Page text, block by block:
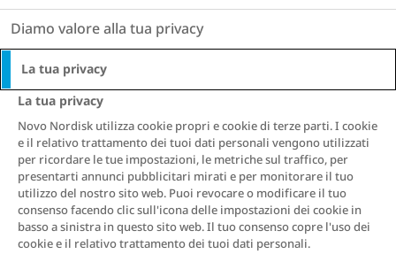
Diamo valore alla tua privacy
La tua privacy
La tua privacy
Novo Nordisk utilizza cookie propri e cookie di terze parti. I cookie
e il relativo trattamento dei tuoi dati personali vengono utilizzati
per ricordare le tue impostazioni, le metriche sul traffico, per
presentarti annunci pubblicitari mirati e per monitorare il tuo
utilizzo del nostro sito web. Puoi revocare o modificare il tuo
consenso facendo clic sull'icona delle impostazioni dei cookie in
basso a sinistra in questo sito web. Il tuo consenso copre l'uso dei
cookie e il relativo trattamento dei tuoi dati personali.